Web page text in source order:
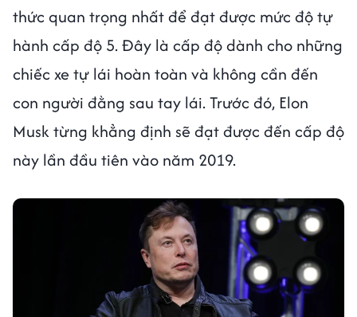
thức quan trọng nhất để đạt được mức độ tự
hành cấp độ 5. Đây là cấp độ dành cho những
chiếc xe tự lái hoàn toàn và không cần đến
con người đằng sau tay lái. Trước đó, Elon
Musk từng khẳng định sẽ đạt được đến cấp độ
này lần đầu tiên vào năm 2019.